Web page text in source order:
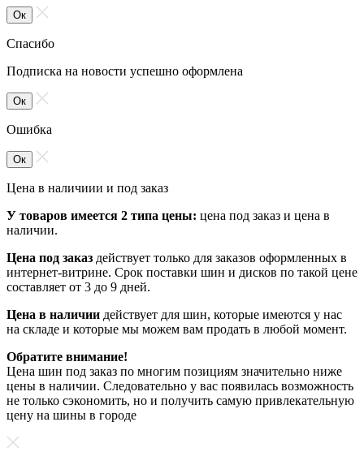
Ок
Спасибо
Подписка на новости успешно оформлена
Ок
Ошибка
Ок
Цена в наличиии и под заказ
У товаров имеется 2 типа цены: цена под заказ и цена в
наличии.
Цена под заказ действует только для заказов оформленных в
интернет-витрине. Срок поставки шин и дисков по такой цене
составляет от 3 до 9 дней.
Цена в наличии действует для шин, которые имеются у нас
на складе и которые мы можем вам продать в любой момент.
Обратите внимание!
Цена шин под заказ по многим позициям значительно ниже
цены в наличии. Следовательно у вас появилась возможность
не только сэкономить, но и получить самую привлекательную
цену на шины в городе